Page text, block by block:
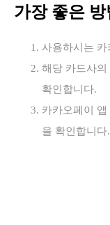
가장 좋은 방
사용하시는
해당 카드사
확인합니다.
카카오페이
을 확인합니다.